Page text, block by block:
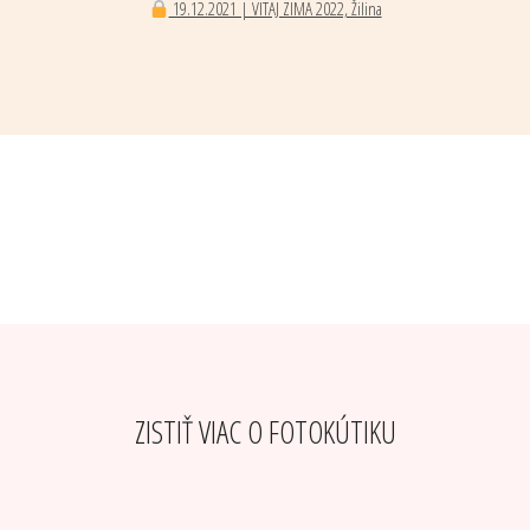
19.12.2021 | VITAJ ZIMA 2022, Žilina
ZISTIŤ VIAC O FOTOKÚTIKU